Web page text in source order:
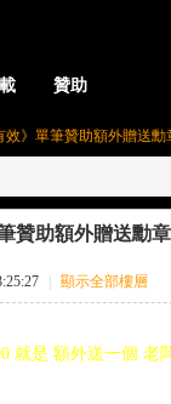
贊助
效》單筆贊助額外贈送勳
贊助額外贈送勳章
顯示全部樓層
就是 額外送一個 老